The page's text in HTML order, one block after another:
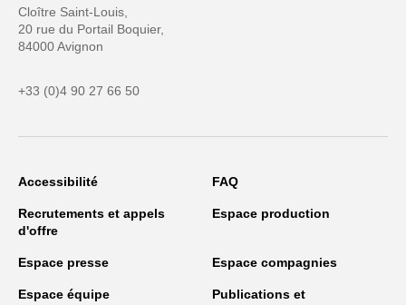
Cloître Saint-Louis,
20 rue du Portail Boquier,
84000 Avignon
+33 (0)4 90 27 66 50
Accessibilité FAQ
Recrutements et appels
d'offre
Espace production
Espace presse Espace compagnies
Espace équipe
Publications et